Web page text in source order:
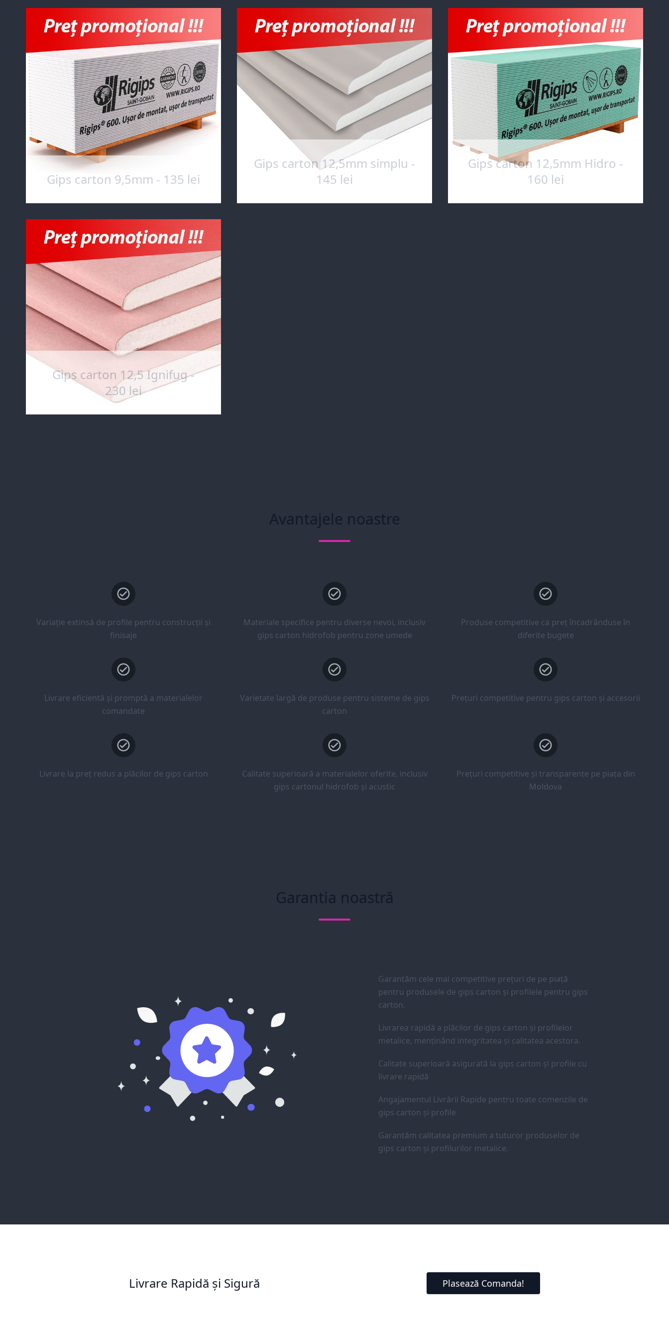
Gips carton 9,5mm - 135 lei
Gips carton 12,5mm simplu -
145 lei
Gips carton 12,5mm Hidro -
160 lei
Gips carton 12,5 Ignifug -
230 lei
Avantajele noastre
Variație extinsă de profile pentru construcții și
finisaje
Materiale specifice pentru diverse nevoi, inclusiv
gips carton hidrofob pentru zone umede
Produse competitive ca preț încadrânduse în
diferite bugete
Livrare eficientă și promptă a materialelor
comandate
Varietate largă de produse pentru sisteme de gips
carton
Prețuri competitive pentru gips carton și accesorii
Livrare la preț redus a plăcilor de gips carton
Calitate superioară a materialelor oferite, inclusiv
gips cartonul hidrofob și acustic
Prețuri competitive și transparente pe piața din
Moldova
Garantia noastră
Garantăm cele mai competitive prețuri de pe piață
pentru produsele de gips carton și profilele pentru gips
carton.
Livrarea rapidă a plăcilor de gips carton și profilelor
metalice, menținând integritatea și calitatea acestora.
Calitate superioară asigurată la gips carton și profile cu
livrare rapidă
Angajamentul Livrării Rapide pentru toate comenzile de
gips carton și profile
Garantăm calitatea premium a tuturor produselor de
gips carton și profilurilor metalice.
Livrare Rapidă și Sigură Plasează Comanda!